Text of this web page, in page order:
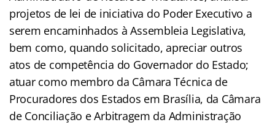
projetos de lei de iniciativa do Poder Executivo a
serem encaminhados à Assembleia Legislativa,
bem como, quando solicitado, apreciar outros
atos de competência do Governador do Estado;
atuar como membro da Câmara Técnica de
Procuradores dos Estados em Brasília, da Câmara
de Conciliação e Arbitragem da Administração